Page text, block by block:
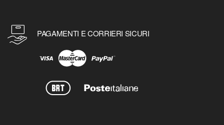
PAGAMENTI E CORRIERI SICURI